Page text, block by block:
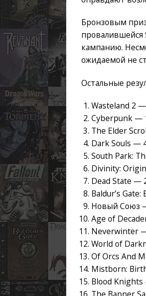
Бронзовым
провалившейся
кампанию.
ожидаемой не
Остальные
Wasteland 2
Cyberpunk —
The Elder
Dark Souls —
South Park:
Divinity:
Dead State —
Baldur’s
Новый Союз
Age of
Neverwinter
World of
Of Orcs And
Mistborn:
Blood